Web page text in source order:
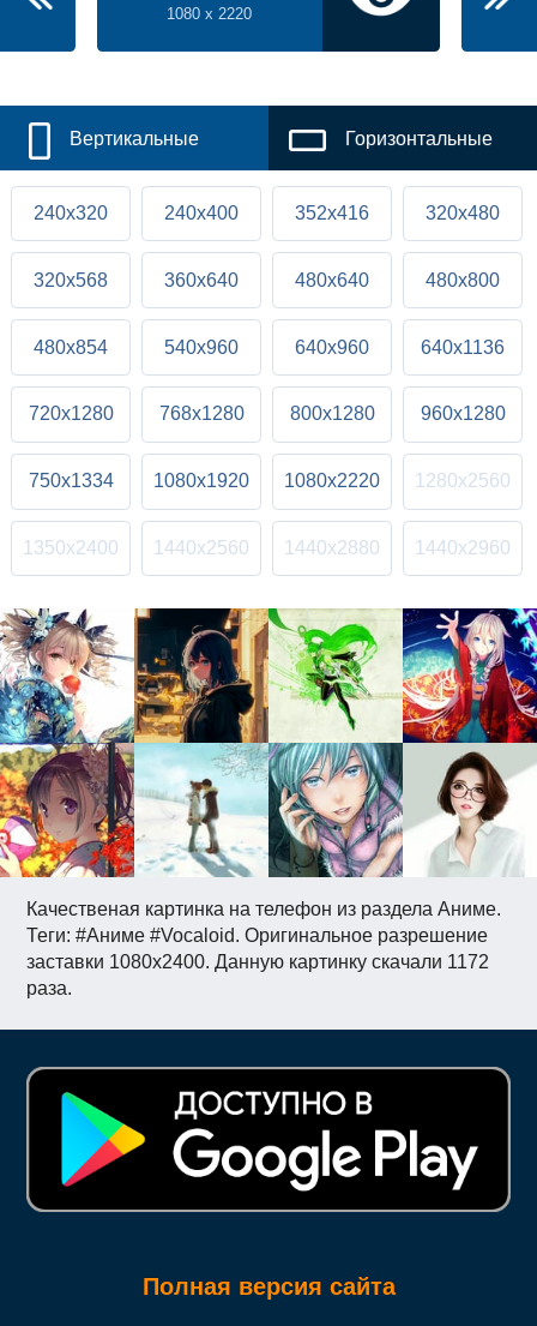
Качественая картинка на телефон из раздела Аниме.
Теги: #Аниме #Vocaloid. Оригинальное разрешение
заставки 1080x2400. Данную картинку скачали 1172
раза.
1080 x 2220
Вертикальные Горизонтальные
240x320 240x400 352x416 320x480
320x568 360x640 480x640 480x800
480x854 540x960 640x960 640x1136
720x1280 768x1280 800x1280 960x1280
750x1334 1080x1920 1080x2220 1280x2560
1350x2400 1440x2560 1440x2880 1440x2960
Полная версия сайта